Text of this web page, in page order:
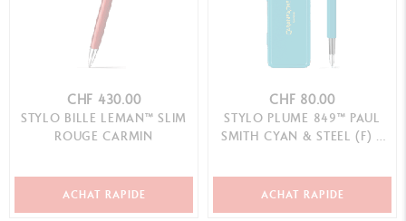
CHF 430.00
STYLO BILLE LEMAN™ SLIM
ROUGE CARMIN
ACHAT RAPIDE
CHF 80.00
STYLO PLUME 849™ PAUL
SMITH CYAN & STEEL (F) –
ACHAT RAPIDE